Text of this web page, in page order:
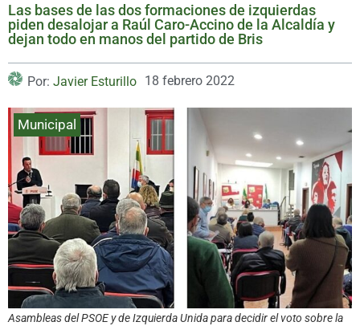
Las bases de las dos formaciones de izquierdas
piden desalojar a Raúl Caro-Accino de la Alcaldía y
dejan todo en manos del partido de Bris
Por: Javier Esturillo 18 febrero 2022
Municipal
Asambleas del PSOE y de Izquierda Unida para decidir el voto sobre la